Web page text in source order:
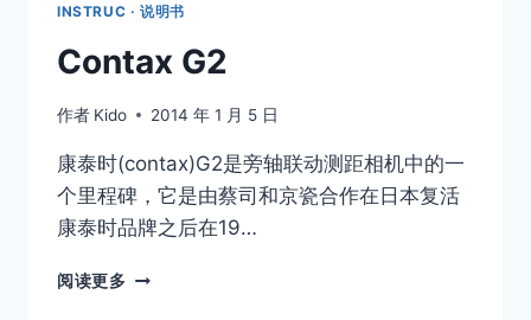
INSTRUC · 说明书
Contax G2
作者 Kido 2014 年 1 月 5 日
康泰时(contax)G2是旁轴联动测距相机中的一
个里程碑，它是由蔡司和京瓷合作在日本复活
康泰时品牌之后在19…
阅读更多 CONTAX